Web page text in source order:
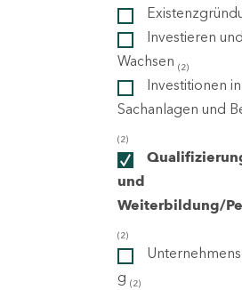
Investieren und
Wachsen (2)
Investitionen in
Sachanlagen und
(2)
und
Weiterbildung/
(2)
g (2)